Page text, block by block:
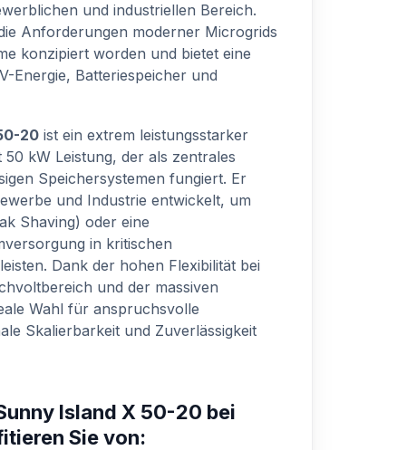
und industriellen Bereich.
Anforderungen moderner Microgrids
konzipiert worden und bietet eine
Energie, Batteriespeicher und
20 ist ein extrem leistungsstarker
kW Leistung, der als zentrales
Speichersystemen fungiert. Er
und Industrie entwickelt, um
Shaving) oder eine
in kritischen
Dank der hohen Flexibilität bei
und der massiven
Wahl für anspruchsvolle
Skalierbarkeit und Zuverlässigkeit
Island X 50-20 bei
Sie von: